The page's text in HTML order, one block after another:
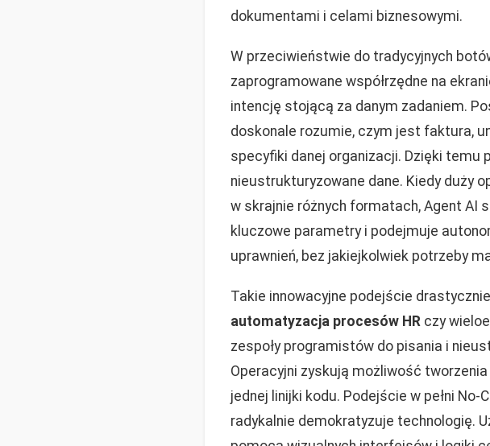
dokumentami i celami biznesowymi.
W przeciwieństwie do tradycyjnych
zaprogramowane współrzędne na
intencję stojącą za danym zadaniem.
doskonale rozumie, czym jest faktura,
specyfiki danej organizacji. Dzięki temu
nieustrukturyzowane dane. Kiedy duży
w skrajnie różnych formatach, Agent AI
kluczowe parametry i podejmuje
uprawnień, bez jakiejkolwiek potrzeby
Takie innowacyjne podejście
automatyzacja procesów HR czy
zespoły programistów do pisania i
Operacyjni zyskują możliwość
jednej linijki kodu. Podejście w pełni
radykalnie demokratyzuje technologię.